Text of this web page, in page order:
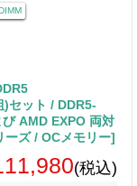
セット / DDR5-
AMD EXPO 両対
ズ / OCメモリー]
(税込)